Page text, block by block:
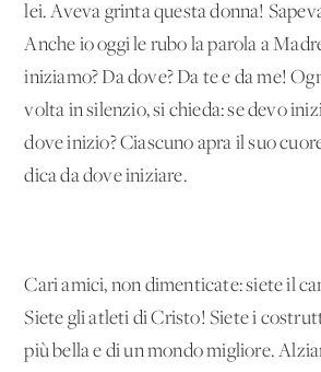
lei. Aveva grinta questa donna!
Anche io oggi le rubo la parola a
iniziamo? Da dove? Da te e da me!
volta in silenzio, si chieda: se devo
dove inizio? Ciascuno apra il suo
dica da dove iniziare.
Cari amici, non dimenticate: siete il
Siete gli atleti di Cristo! Siete i
più bella e di un mondo migliore.